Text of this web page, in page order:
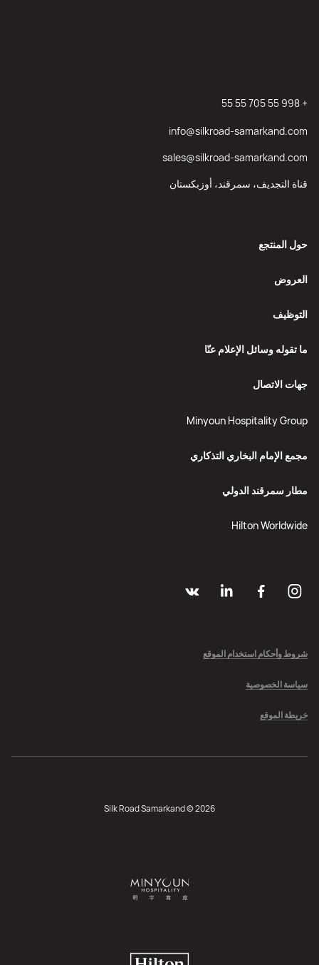
حول المنتجع
العروض
التوظيف
ما تقوله وسائل الإعلام عنّا
جهات الاتصال
Minyoun Hospitality Group
مجمع الإمام البخاري التذكاري
مطار سمرقند الدولي
Hilton Worldwide
+ 998 55 705 55 55
info@silkroad-samarkand.com
sales@silkroad-samarkand.com
قناة التجديف، سمرقند، أوزبكستان
شروط وأحكام استخدام الموقع
سياسة الخصوصية
خريطة الموقع
Silk Road Samarkand © 2026